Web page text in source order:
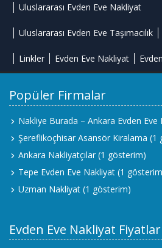
Uluslararası Evden Eve Nakliyat
Uluslararası Evden Eve Taşımacılık
Linkler Evden Eve Nakliyat
Popüler Firmalar
Nakliye Burada – Ankara Evden Eve
Şereflikoçhisar Asansör Kiralama (1
Ankara Nakliyatçılar (1 gösterim)
Tepe Evden Eve Nakliyat (1
Uzman Nakliyat (1 gösterim)
Evden Eve Nakliyat